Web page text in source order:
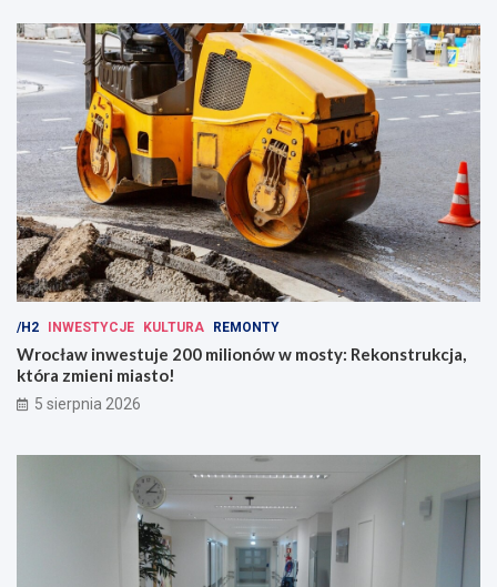
/H2 INWESTYCJE KULTURA REMONTY
Wrocław inwestuje 200 milionów w mosty: Rekonstrukcja,
która zmieni miasto!
5 sierpnia 2026